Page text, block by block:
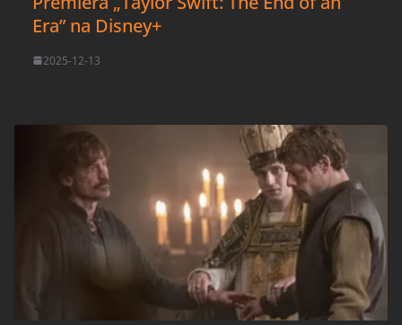
Era” na Disney+
2025-12-13